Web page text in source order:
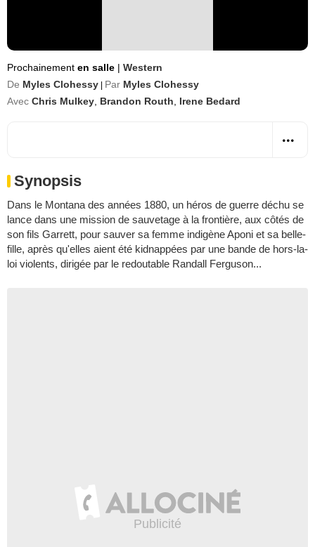
Prochainement en salle | Western
De Myles Clohessy Par Myles Clohessy
Avec Chris Mulkey Brandon Routh Irene Bedard
Synopsis
Dans le Montana des années 1880, un héros de guerre déchu se
lance dans une mission de sauvetage à la frontière, aux côtés de
son fils Garrett, pour sauver sa femme indigène Aponi et sa belle-
fille, après qu'elles aient été kidnappées par une bande de hors-la-
loi violents, dirigée par le redoutable Randall Ferguson...